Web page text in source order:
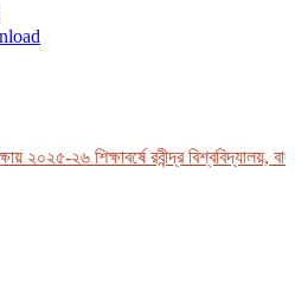
২৬ শিক্ষাবর্ষে রবীন্দ্র বিশ্ববিদ্যালয়,